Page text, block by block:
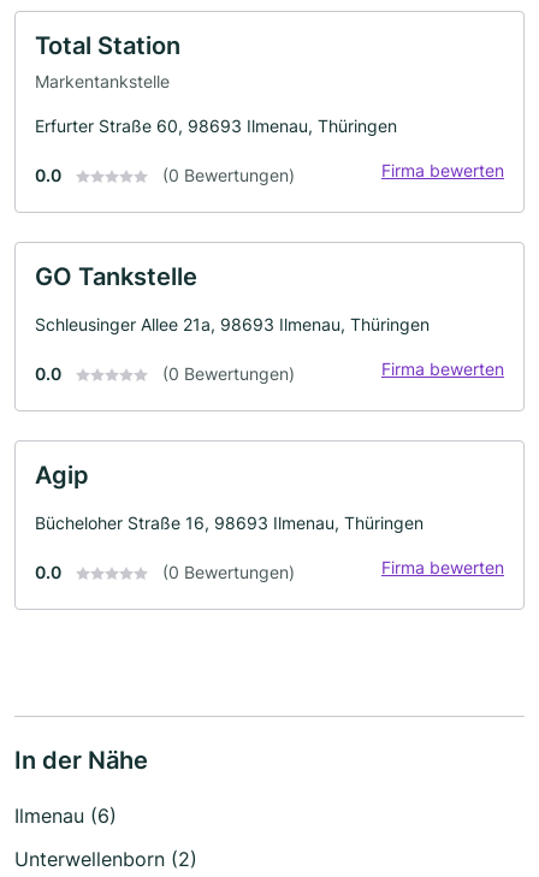
Total Station
Markentankstelle
Erfurter Straße 60, 98693 Ilmenau, Thüringen
0.0 (0 Bewertungen) Firma bewerten
GO Tankstelle
Schleusinger Allee 21a, 98693 Ilmenau, Thüringen
0.0 (0 Bewertungen) Firma bewerten
Agip
Bücheloher Straße 16, 98693 Ilmenau, Thüringen
0.0 (0 Bewertungen) Firma bewerten
In der Nähe
Ilmenau (6)
Unterwellenborn (2)